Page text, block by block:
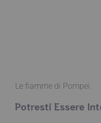
Le fiamme di Pompei
Potresti Essere